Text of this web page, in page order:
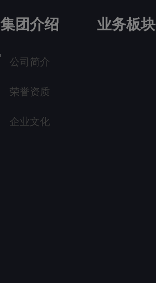
集团介绍
公司简介
荣誉资质
企业文化
业务板块